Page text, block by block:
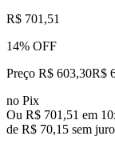
R$ 701,51
14% OFF
Preço R$ 603,30R$
no Pix
Ou R$ 701,51 em
de R$ 70,15 sem